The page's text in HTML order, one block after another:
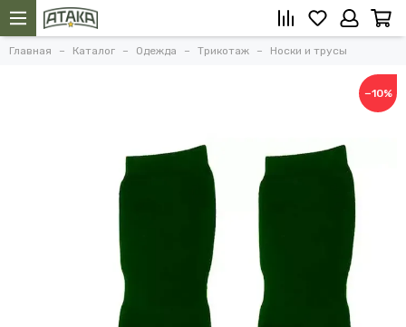
Главная Каталог Одежда Трикотаж Носки и трусы
−10%